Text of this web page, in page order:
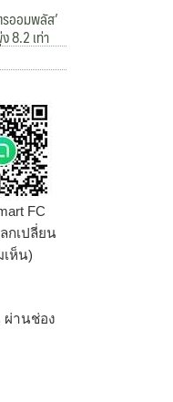
ออมพลัส’
8.2 เท่า
FC
กเปลี่ยน
เห็น)
ผ่านช่อง